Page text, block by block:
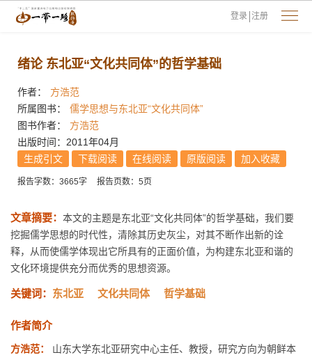
登录 注册
绪论 东北亚“文化共同体”的哲学基础
作者：
方浩范
所属图书：
儒学思想与东北亚“文化共同体”
图书作者：
方浩范
出版时间：2011年04月
生成引文
下载阅读 在线阅读 原版阅读 加入收藏
报告字数：3665字 报告页数：5页
文章摘要： 本文的主题是东北亚“文化共同体”的哲学基础，我们要
挖掘儒学思想的时代性，清除其历史灰尘，对其不断作出新的诠
释，从而使儒学体现出它所具有的正面价值，为构建东北亚和谐的
文化环境提供充分而优秀的思想资源。
关键词： 东北亚 文化共同体 哲学基础
作者简介
方浩范：
山东大学东北亚研究中心主任、教授，研究方向为朝鲜本